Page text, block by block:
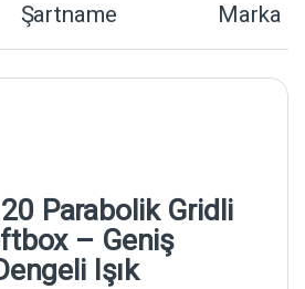
Şartname Marka
Parabolik Gridli
– Geniş
Işık